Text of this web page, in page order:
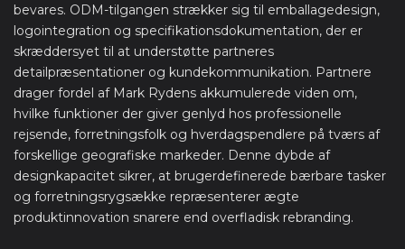
bevares. ODM-tilgangen strækker sig til emballagedesign,
logointegration og specifikationsdokumentation, der er
skræddersyet til at understøtte partneres
detailpræsentationer og kundekommunikation. Partnere
drager fordel af Mark Rydens akkumulerede viden om,
hvilke funktioner der giver genlyd hos professionelle
rejsende, forretningsfolk og hverdagspendlere på tværs af
forskellige geografiske markeder. Denne dybde af
designkapacitet sikrer, at brugerdefinerede bærbare tasker
og forretningsrygsække repræsenterer ægte
produktinnovation snarere end overfladisk rebranding.